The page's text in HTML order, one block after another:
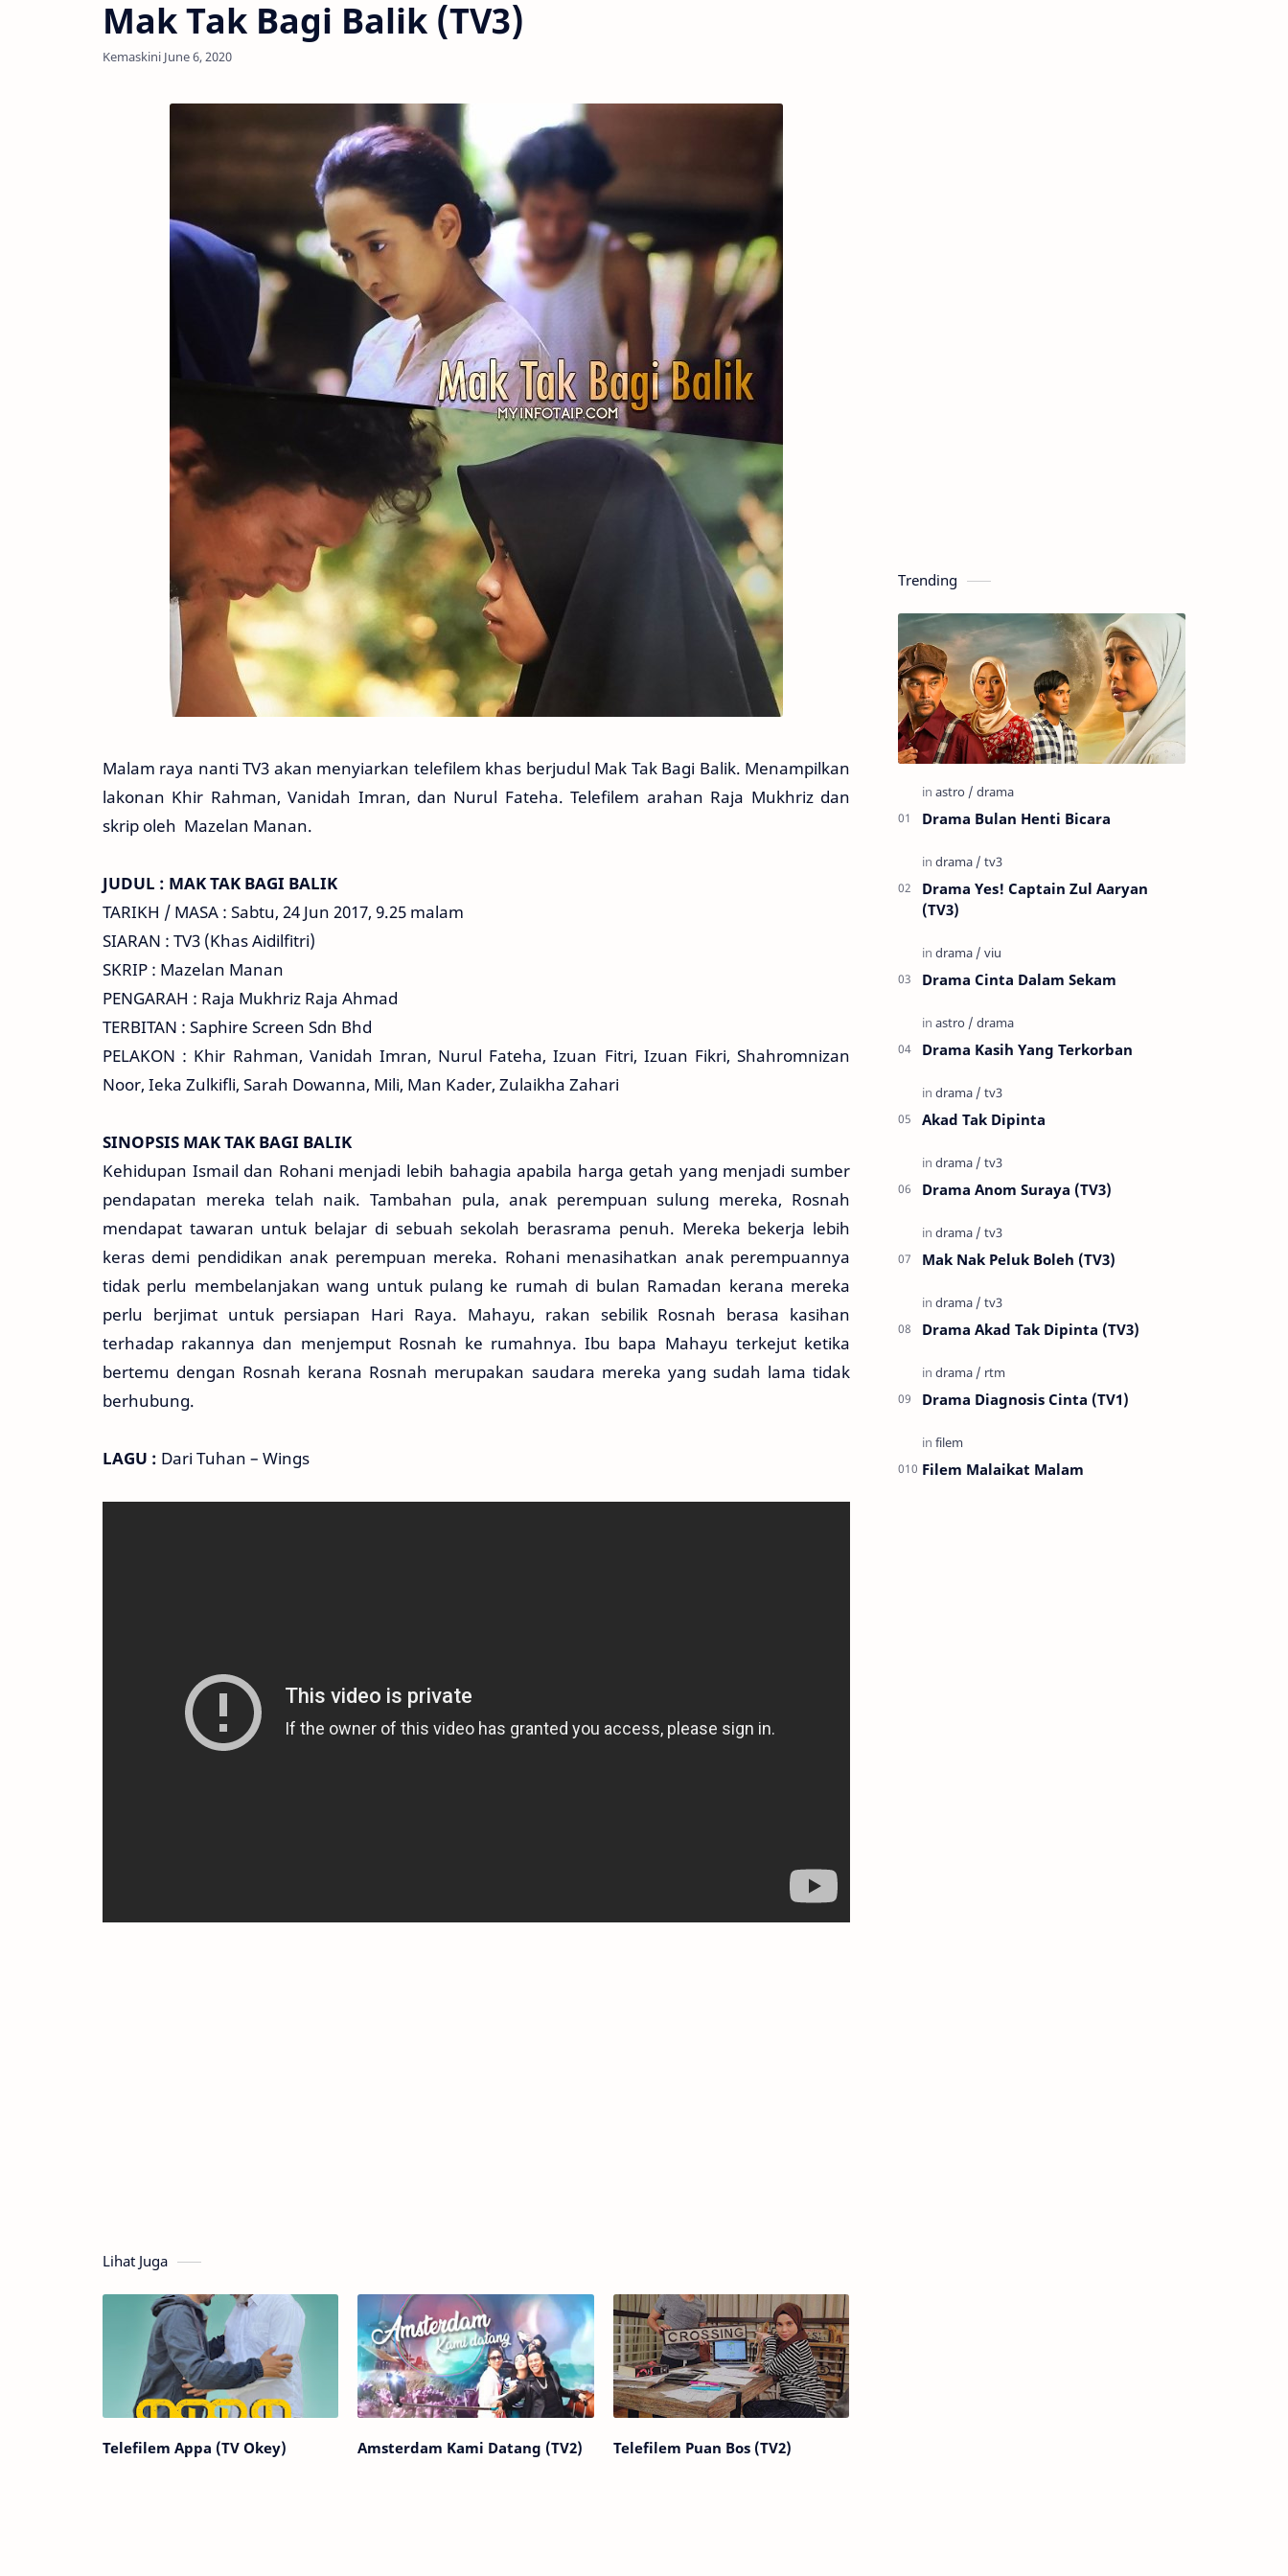
Mak Tak Bagi Balik (TV3)
Malam raya nanti TV3 akan menyiarkan telefilem khas berjudul Mak Tak Bagi Balik. Menampilkan
lakonan Khir Rahman, Vanidah Imran, dan Nurul Fateha. Telefilem arahan Raja Mukhriz dan
skrip oleh Mazelan Manan.
JUDUL : MAK TAK BAGI BALIK
TARIKH / MASA : Sabtu, 24 Jun 2017, 9.25 malam
SIARAN : TV3 (Khas Aidilfitri)
SKRIP : Mazelan Manan
PENGARAH : Raja Mukhriz Raja Ahmad
TERBITAN : Saphire Screen Sdn Bhd
PELAKON : Khir Rahman, Vanidah Imran, Nurul Fateha, Izuan Fitri, Izuan Fikri, Shahromnizan
Noor, Ieka Zulkifli, Sarah Dowanna, Mili, Man Kader, Zulaikha Zahari
SINOPSIS MAK TAK BAGI BALIK
Kehidupan Ismail dan Rohani menjadi lebih bahagia apabila harga getah yang menjadi sumber
pendapatan mereka telah naik. Tambahan pula, anak perempuan sulung mereka, Rosnah
mendapat tawaran untuk belajar di sebuah sekolah berasrama penuh. Mereka bekerja lebih
keras demi pendidikan anak perempuan mereka. Rohani menasihatkan anak perempuannya
tidak perlu membelanjakan wang untuk pulang ke rumah di bulan Ramadan kerana mereka
perlu berjimat untuk persiapan Hari Raya. Mahayu, rakan sebilik Rosnah berasa kasihan
terhadap rakannya dan menjemput Rosnah ke rumahnya. Ibu bapa Mahayu terkejut ketika
bertemu dengan Rosnah kerana Rosnah merupakan saudara mereka yang sudah lama tidak
berhubung.
LAGU : Dari Tuhan – Wings
Lihat Juga
Telefilem Appa (TV Okey) Amsterdam Kami Datang (TV2) Telefilem Puan Bos (TV2)
Trending
Drama Bulan Henti Bicara
Drama Yes! Captain Zul Aaryan
(TV3)
Drama Cinta Dalam Sekam
Drama Kasih Yang Terkorban
Akad Tak Dipinta
Drama Anom Suraya (TV3)
Mak Nak Peluk Boleh (TV3)
Drama Akad Tak Dipinta (TV3)
Drama Diagnosis Cinta (TV1)
Filem Malaikat Malam